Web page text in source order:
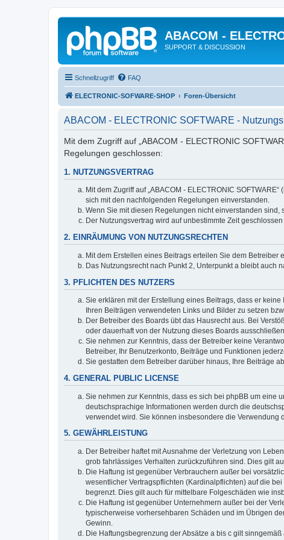
ABACOM -
SUPPORT & DISCUSSION
Schnellzugriff FAQ
ELECTRONIC-SOFWARE-SHOP Foren-Übersicht
ABACOM - ELECTRONIC SOFTWARE -
Mit dem Zugriff auf „ABACOM - ELECTRONIC
Regelungen geschlossen:
1. NUTZUNGSVERTRAG
Mit dem Zugriff auf „ABACOM - ELECTRONIC
sich mit den nachfolgenden Regelungen einverstanden.
Wenn Sie mit diesen Regelungen nicht einverstanden
Der Nutzungsvertrag wird auf unbestimmte Zeit
2. EINRÄUMUNG VON NUTZUNGSRECHTEN
Mit dem Erstellen eines Beitrags erteilen Sie dem
Das Nutzungsrecht nach Punkt 2, Unterpunkt a bleibt auch
3. PFLICHTEN DES NUTZERS
Sie erklären mit der Erstellung eines Beitrags, dass er
Ihren Beiträgen verwendeten Links und Bilder zu setzen
Der Betreiber des Boards übt das Hausrecht aus. Bei
oder dauerhaft von der Nutzung dieses Boards
Sie nehmen zur Kenntnis, dass der Betreiber keine
Betreiber, Ihr Benutzerkonto, Beiträge und Funktionen
Sie gestatten dem Betreiber darüber hinaus, Ihre Beiträge
4. GENERAL PUBLIC LICENSE
Sie nehmen zur Kenntnis, dass es sich bei phpBB um eine
deutschsprachige Informationen werden durch die
verwendet wird. Sie können insbesondere die Verwendung
5. GEWÄHRLEISTUNG
Der Betreiber haftet mit Ausnahme der Verletzung von
grob fahrlässiges Verhalten zurückzuführen sind. Dies gilt
Die Haftung ist gegenüber Verbrauchern außer bei
wesentlicher Vertragspflichten (Kardinalpflichten) auf die
begrenzt. Dies gilt auch für mittelbare Folgeschäden wie
Die Haftung ist gegenüber Unternehmern außer bei der
typischerweise vorhersehbaren Schäden und im Übrigen
Gewinn.
Die Haftungsbegrenzung der Absätze a bis c gilt